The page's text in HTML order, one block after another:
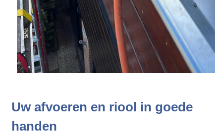
Uw afvoeren en riool in goede
handen